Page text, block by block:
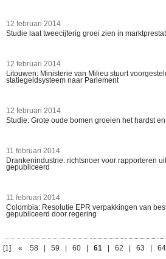
12 februari 2014
Studie laat tweecijferig groei zien in
12 februari 2014
Litouwen: Ministerie van Milieu stuurt
statiegeldsysteem naar Parlement
12 februari 2014
Studie: Grote oude bomen groeien het hardst
11 februari 2014
Drankenindustrie: richtsnoer voor rapporteren
gepubliceerd
11 februari 2014
Colombia: Resolutie EPR verpakkingen van
gepubliceerd door regering
[1] « 58 59 60 61 62 63 64